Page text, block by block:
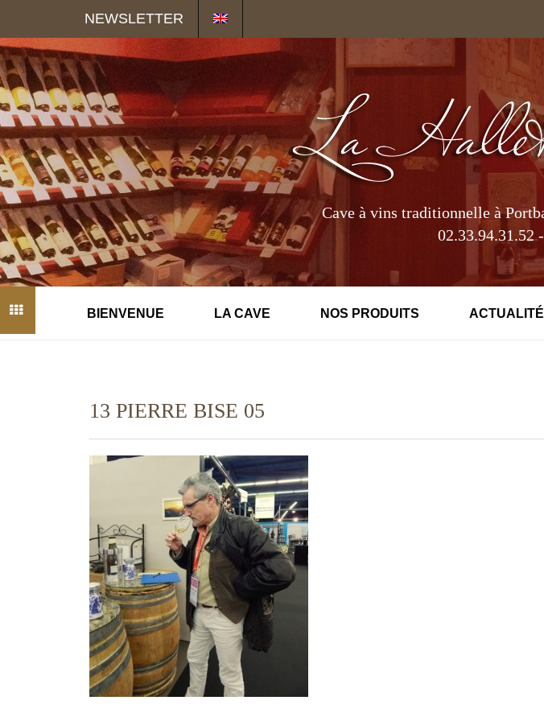
NEWSLETTER
Cave à vins traditionnelle à
02.33.94.31.52
BIENVENUE LA CAVE NOS PRODUITS
13 PIERRE BISE 05
Panneau de gestion des cookies